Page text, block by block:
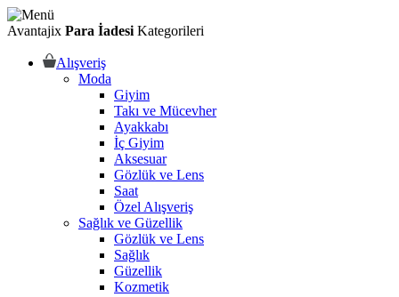
Avantajix Para İadesi Kategorileri
Alışveriş
Moda
Giyim
Takı ve Mücevher
Ayakkabı
İç Giyim
Aksesuar
Gözlük ve Lens
Saat
Özel Alışveriş
Sağlık ve Güzellik
Gözlük ve Lens
Sağlık
Güzellik
Kozmetik